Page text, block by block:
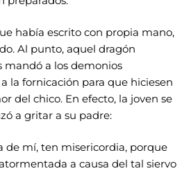
había escrito con propia mano,
Al punto, aquel dragón
mandó a los demonios
la fornicación para que hiciesen
del chico. En efecto, la joven se
a gritar a su padre:
de mí, ten misericordia, porque
a causa del tal siervo